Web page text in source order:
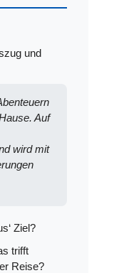
und
Auf
wird mit
Ziel?
trifft
Reise?